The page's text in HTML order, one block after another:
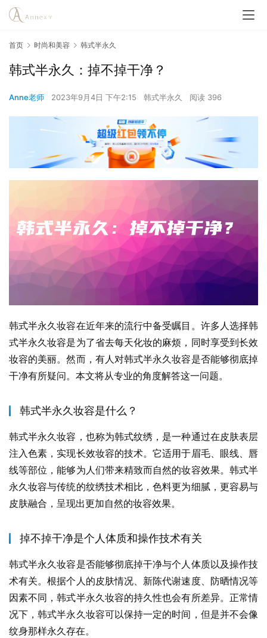
首页 时尚和美容 韩式半永久
韩式半永久：掉不掉干净？
Anne老师 2023年9月4日 下午2:15 韩式半永久 阅读 396
韩式半永久妆容在近年来的流行中备受瞩目。许多人选择韩
式半永久妆容是为了省去每天化妆的麻烦，同时享受到长效
妆容的美丽。然而，有人对韩式半永久妆容是否能够彻底掉
干净有所疑问。本文将从专业的角度解答这一问题。
韩式半永久妆容是什么？
韩式半永久妆容，也称为韩式纹绣，是一种通过在皮肤表层
注入色素，实现长效妆容的技术。它适用于眉毛、眼线、唇
线等部位，能够为人们带来精致而自然的妆容效果。韩式半
永久妆容与传统的纹绣技术相比，色料更为细腻，更容易与
皮肤融合，呈现出更加自然的妆容效果。
掉不掉干净是个人体质和操作技术有关
韩式半永久妆容是否能够彻底掉干净与个人体质以及操作技
术有关。根据个人的皮肤情况、新陈代谢速度、防晒情况等
因素不同，韩式半永久妆容的持久性也会有所差异。正常情
况下，韩式半永久妆容可以保持一定的时间，但是并不会像
纹身那样永久存在。